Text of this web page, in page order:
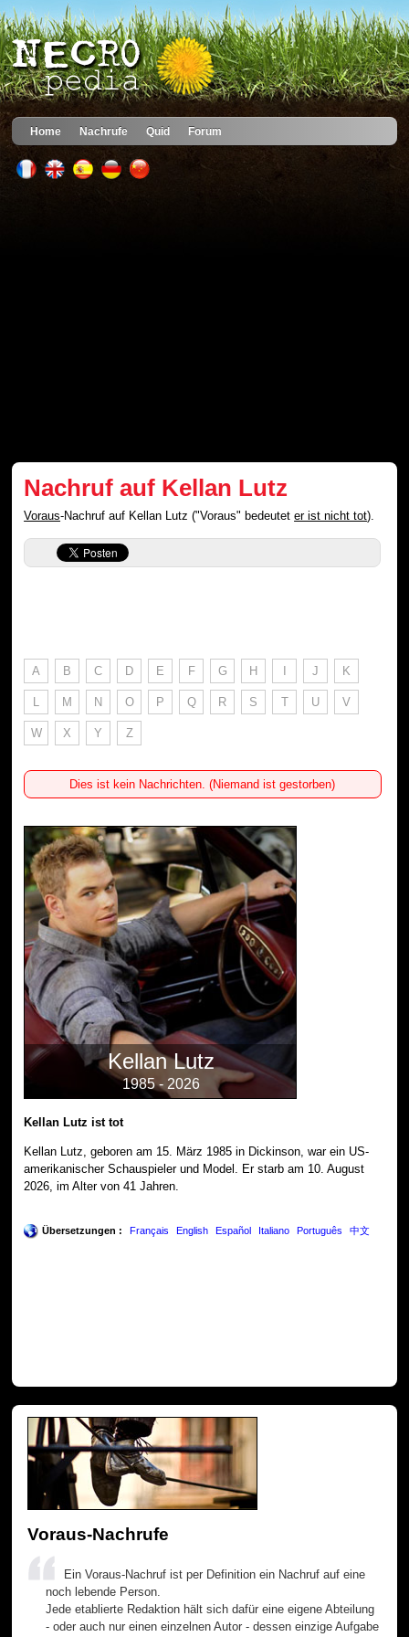
Home Nachrufe Quid Forum
Nachruf auf Kellan Lutz
Voraus-Nachruf auf Kellan Lutz ("Voraus" bedeuteter ist nicht tot).
A B C D E F G H I J K
L M N O P Q R S T U V
W X Y Z
Dies ist kein Nachrichten. (Niemand ist gestorben)
Kellan Lutz
1985 - 2026
Kellan Lutz ist tot
Kellan Lutz, geboren am 15. März 1985 in Dickinson, war ein US-
amerikanischer Schauspieler und Model. Er starb am 10. August
2026, im Alter von 41 Jahren.
Übersetzungen : Français English Español Italiano Português 中文
Voraus-Nachrufe
Ein Voraus-Nachruf ist per Definition ein Nachruf auf eine
noch lebende Person.
Jede etablierte Redaktion hält sich dafür eine eigene Abteilung
- oder auch nur einen einzelnen Autor - dessen einzige Aufgabe